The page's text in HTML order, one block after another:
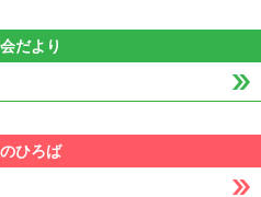
だより
ひろば